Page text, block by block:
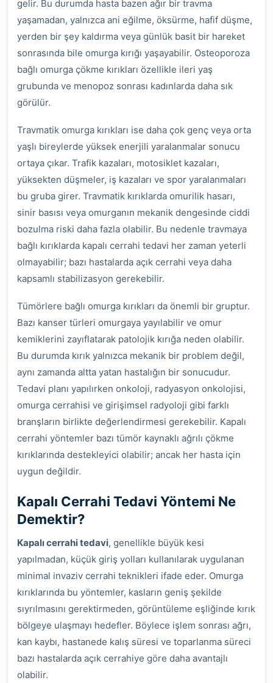
gelir. Bu durumda hasta bazen ağır bir travma
yaşamadan, yalnızca ani eğilme, öksürme, hafif düşme,
yerden bir şey kaldırma veya günlük basit bir hareket
sonrasında bile omurga kırığı yaşayabilir. Osteoporoza
bağlı omurga çökme kırıkları özellikle ileri yaş
grubunda ve menopoz sonrası kadınlarda daha sık
görülür.
Travmatik omurga kırıkları ise daha çok genç veya orta
yaşlı bireylerde yüksek enerjili yaralanmalar sonucu
ortaya çıkar. Trafik kazaları, motosiklet kazaları,
yüksekten düşmeler, iş kazaları ve spor yaralanmaları
bu gruba girer. Travmatik kırıklarda omurilik hasarı,
sinir basısı veya omurganın mekanik dengesinde ciddi
bozulma riski daha fazla olabilir. Bu nedenle travmaya
bağlı kırıklarda kapalı cerrahi tedavi her zaman yeterli
olmayabilir; bazı hastalarda açık cerrahi veya daha
kapsamlı stabilizasyon gerekebilir.
Tümörlere bağlı omurga kırıkları da önemli bir gruptur.
Bazı kanser türleri omurgaya yayılabilir ve omur
kemiklerini zayıflatarak patolojik kırığa neden olabilir.
Bu durumda kırık yalnızca mekanik bir problem değil,
aynı zamanda altta yatan hastalığın bir sonucudur.
Tedavi planı yapılırken onkoloji, radyasyon onkolojisi,
omurga cerrahisi ve girişimsel radyoloji gibi farklı
branşların birlikte değerlendirmesi gerekebilir. Kapalı
cerrahi yöntemler bazı tümör kaynaklı ağrılı çökme
kırıklarında destekleyici olabilir; ancak her hasta için
uygun değildir.
Kapalı Cerrahi Tedavi Yöntemi Ne
Demektir?
Kapalı cerrahi tedavi, genellikle büyük kesi
yapılmadan, küçük giriş yolları kullanılarak uygulanan
minimal invaziv cerrahi teknikleri ifade eder. Omurga
kırıklarında bu yöntemler, kasların geniş şekilde
sıyrılmasını gerektirmeden, görüntüleme eşliğinde kırık
bölgeye ulaşmayı hedefler. Böylece işlem sonrası ağrı,
kan kaybı, hastanede kalış süresi ve toparlanma süreci
bazı hastalarda açık cerrahiye göre daha avantajlı
olabilir.